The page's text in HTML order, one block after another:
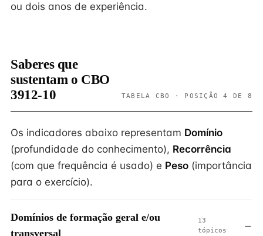
ou dois anos de experiência.
Saberes que
sustentam o CBO
3912-10
TABELA CBO · POSIÇÃO 4 DE 8
Os indicadores abaixo representam Domínio
(profundidade do conhecimento), Recorrência
(com que frequência é usado) e Peso (importância
para o exercício).
Domínios de formação geral e/ou
transversal
13
tópicos